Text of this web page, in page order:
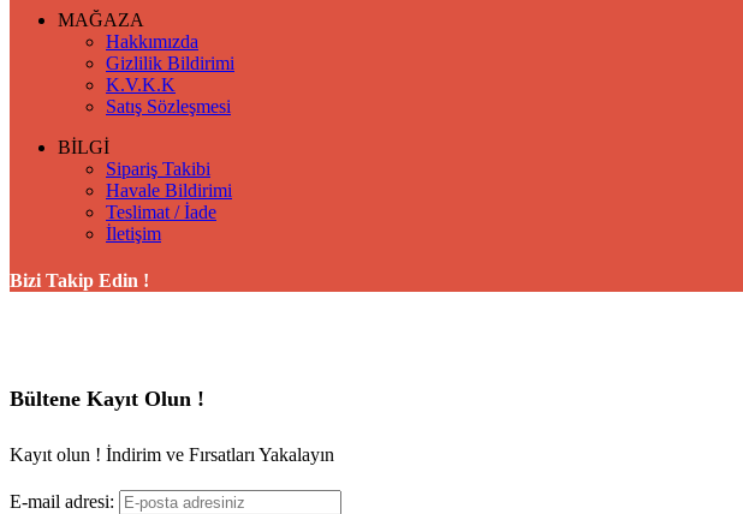
MAĞAZA
Hakkımızda
Gizlilik Bildirimi
K.V.K.K
Satış Sözleşmesi
BİLGİ
Sipariş Takibi
Havale Bildirimi
Teslimat / İade
İletişim
Bizi Takip Edin !
Bültene Kayıt Olun !
Kayıt olun ! İndirim ve Fırsatları Yakalayın
E-mail adresi: